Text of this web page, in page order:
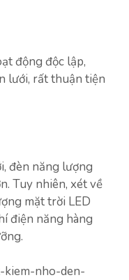
động độc lập,
lưới, rất thuận tiện
đèn năng lượng
Tuy nhiên, xét về
mặt trời LED
điện năng hàng
kiem-nho-den-